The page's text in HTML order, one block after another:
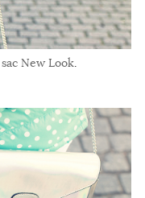
sac New Look.